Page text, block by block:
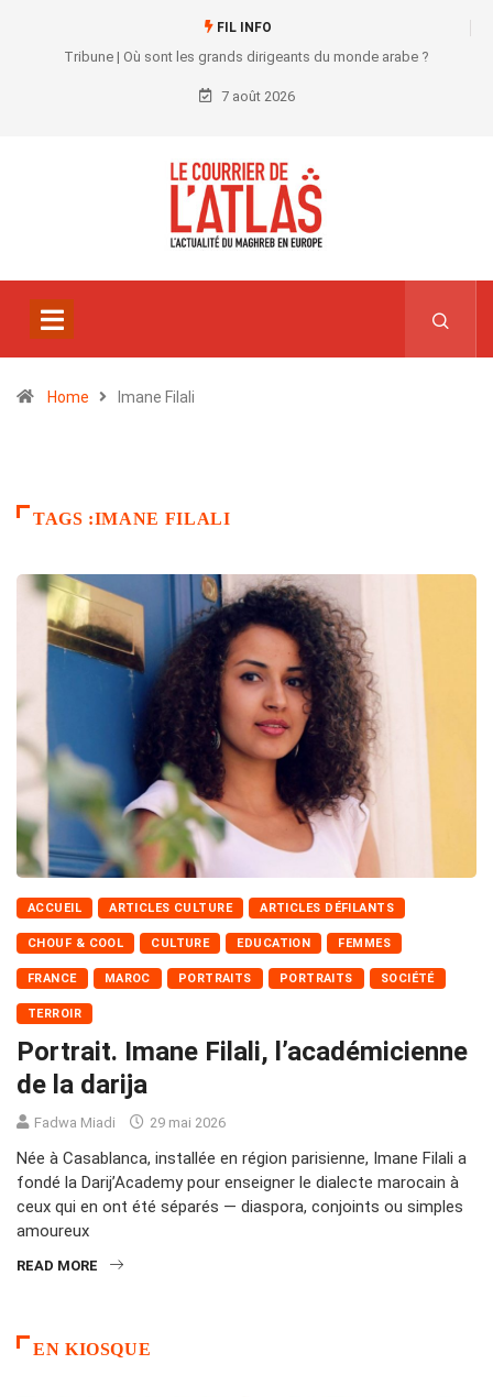
FIL INFO
Tribune | Où sont les grands dirigeants du monde arabe ?
7 août 2026
Home Imane Filali
TAGS :IMANE FILALI
ACCUEIL ARTICLES CULTURE ARTICLES DÉFILANTS
CHOUF & COOL CULTURE EDUCATION FEMMES
FRANCE MAROC PORTRAITS PORTRAITS SOCIÉTÉ
TERROIR
Portrait. Imane Filali, l’académicienne
de la darija
Fadwa Miadi 29 mai 2026
Née à Casablanca, installée en région parisienne, Imane Filali a
fondé la Darij’Academy pour enseigner le dialecte marocain à
ceux qui en ont été séparés — diaspora, conjoints ou simples
amoureux
READ MORE
EN KIOSQUE